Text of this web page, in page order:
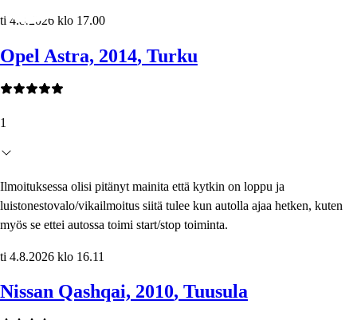
ti 4.8.2026 klo 17.00
Opel Astra, 2014, Turku
1
Ilmoituksessa olisi pitänyt mainita että kytkin on loppu ja
luistonestovalo/vikailmoitus siitä tulee kun autolla ajaa hetken, kuten
myös se ettei autossa toimi start/stop toiminta.
ti 4.8.2026 klo 16.11
Nissan Qashqai, 2010, Tuusula